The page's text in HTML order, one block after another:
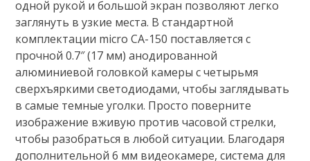
одной рукой и большой экран позволяют легко
заглянуть в узкие места. В стандартной
комплектации micro CA-150 поставляется с
прочной 0.7″ (17 мм) анодированной
алюминиевой головкой камеры с четырьмя
сверхъяркими светодиодами, чтобы заглядывать
в самые темные уголки. Просто поверните
изображение вживую против часовой стрелки,
чтобы разобраться в любой ситуации. Благодаря
дополнительной 6 мм видеокамере, система для